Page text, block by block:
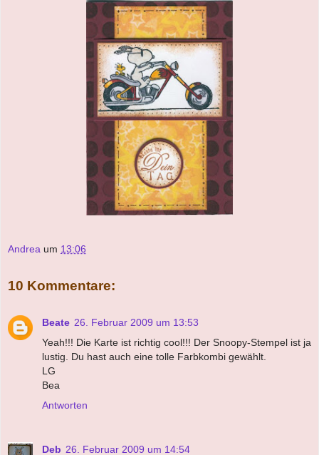
Andrea um 13:06
10 Kommentare:
Beate 26. Februar 2009 um 13:53
Yeah!!! Die Karte ist richtig cool!!! Der Snoopy-Stempel ist ja
lustig. Du hast auch eine tolle Farbkombi gewählt.
LG
Bea
Antworten
Deb 26. Februar 2009 um 14:54